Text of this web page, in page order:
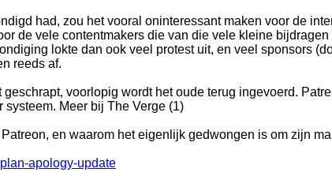
had, zou het vooral oninteressant maken voor de
de vele contentmakers die van die vele kleine
lokte dan ook veel protest uit, en veel sponsors
reeds af.
voorlopig wordt het oude terug ingevoerd.
Meer bij The Verge (1)
en waarom het eigenlijk gedwongen is om zijn
apology-update